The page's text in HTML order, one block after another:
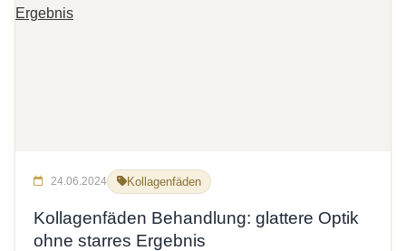
24.06.2024 Kollagenfäden
Kollagenfäden Behandlung: glattere Optik
ohne starres Ergebnis